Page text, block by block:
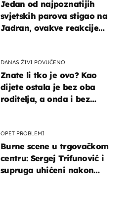
Jedan od najpoznatijih
svjetskih parova stigao na
Jadran, ovakve reakcije
DANAS ŽIVI POVUČENO
Znate li tko je ovo? Kao
dijete ostala je bez oba
roditelja, a onda i bez
OPET PROBLEMI
Burne scene u trgovačkom
centru: Sergej Trifunović i
supruga uhićeni nakon